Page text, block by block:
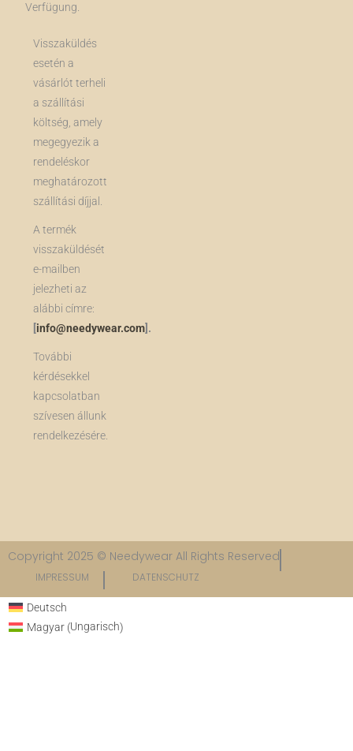
Verfügung.
Visszaküldés
esetén a
vásárlót terheli
a szállítási
költség, amely
megegyezik a
rendeléskor
meghatározott
szállítási díjjal.
A termék
visszaküldését
e-mailben
jelezheti az
alábbi címre:
[info@needywear.com].
További
kérdésekkel
kapcsolatban
szívesen állunk
rendelkezésére.
Copyright 2025 © Needywear All Rights Reserved
IMPRESSUM DATENSCHUTZ​
Deutsch
Magyar (Ungarisch)